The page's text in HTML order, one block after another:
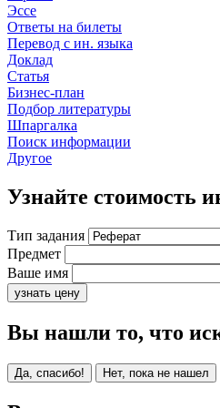
Эссе
Ответы на билеты
Перевод с ин. языка
Доклад
Статья
Бизнес-план
Подбор литературы
Шпаргалка
Поиск информации
Другое
Узнайте стоимость
Тип задания
Предмет
Ваше имя
узнать цену
Вы нашли то, что
Да, спасибо! Нет, пока не нашел